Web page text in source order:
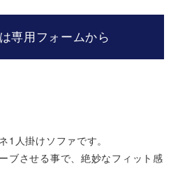
専用フォームから
1人掛けソファです。
ブさせる事で、絶妙なフィット感